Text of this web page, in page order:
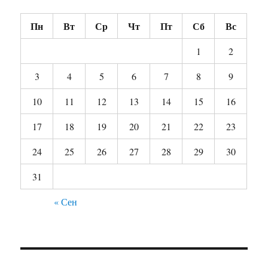
Пн Вт Ср Чт Пт Сб Вс
1
2
3
4 5 6 7 8
9
10
11 12 13 14 15
16
17
18 19 20 21 22
23
24
25 26 27 28 29
30
31
« Сен